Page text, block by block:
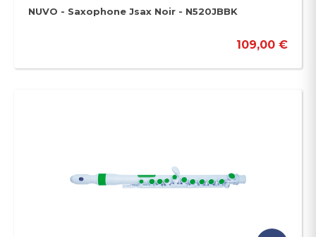
NUVO - Saxophone Jsax Noir - N520JBBK
109,00 €